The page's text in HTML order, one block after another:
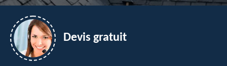
Devis gratuit